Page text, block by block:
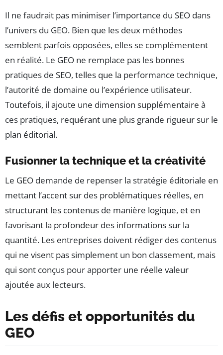
Il ne faudrait pas minimiser l’importance du SEO dans
l’univers du GEO. Bien que les deux méthodes
semblent parfois opposées, elles se complémentent
en réalité. Le GEO ne remplace pas les bonnes
pratiques de SEO, telles que la performance technique,
l’autorité de domaine ou l’expérience utilisateur.
Toutefois, il ajoute une dimension supplémentaire à
ces pratiques, requérant une plus grande rigueur sur le
plan éditorial.
Fusionner la technique et la créativité
Le GEO demande de repenser la stratégie éditoriale en
mettant l’accent sur des problématiques réelles, en
structurant les contenus de manière logique, et en
favorisant la profondeur des informations sur la
quantité. Les entreprises doivent rédiger des contenus
qui ne visent pas simplement un bon classement, mais
qui sont conçus pour apporter une réelle valeur
ajoutée aux lecteurs.
Les défis et opportunités du
GEO